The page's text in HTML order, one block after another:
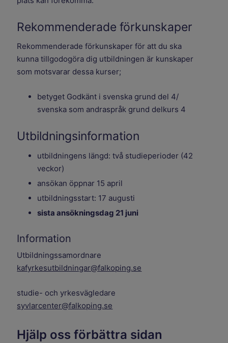
Rekommenderade förkunskaper
Rekommenderade förkunskaper för att du ska
kunna tillgodogöra dig utbildningen är kunskaper
som motsvarar dessa kurser;
betyget Godkänt i svenska grund del 4/
svenska som andraspråk grund delkurs 4
Utbildningsinformation
utbildningens längd: två studieperioder (42
veckor)
ansökan öppnar 15 april
utbildningsstart: 17 augusti
sista ansökningsdag 21 juni
Information
Utbildningssamordnare
kafyrkesutbildningar@falkoping.se
studie- och yrkesvägledare
syvlarcenter@falkoping.se
Hjälp oss förbättra sidan